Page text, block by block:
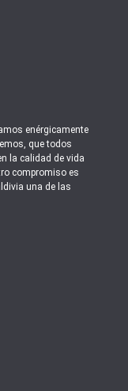
enérgicamente
que todos
la calidad de vida
compromiso es
una de las